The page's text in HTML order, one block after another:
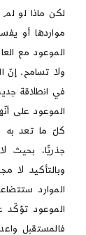
لكن ماذا لو لم
مواردها أو
الموعود مع
ولا تسامح. إنّ
في انطلاقة
الموعود على
كلّ ما تعد به
جذريًّا، بحيث
وبالتأكيد لا
الموارد
الموعود
فالمستقبل